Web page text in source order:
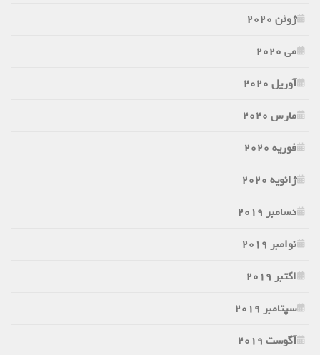
ژوئن 2020
می 2020
آوریل 2020
مارس 2020
فوریه 2020
ژانویه 2020
دسامبر 2019
نوامبر 2019
اکتبر 2019
سپتامبر 2019
آگوست 2019